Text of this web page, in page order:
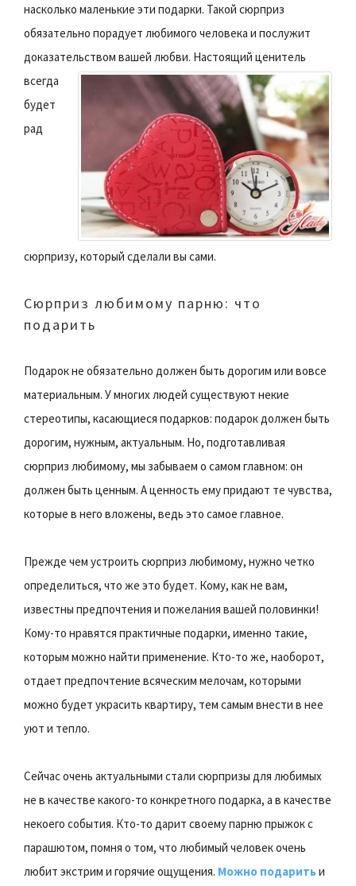
насколько маленькие эти подарки. Такой сюрприз
обязательно порадует любимого человека и послужит
доказательством вашей любви. Настоящий ценитель
всегда
будет
рад
сюрпризу, который сделали вы сами.
Сюрприз любимому парню: что
подарить
Подарок не обязательно должен быть дорогим или вовсе
материальным. У многих людей существуют некие
стереотипы, касающиеся подарков: подарок должен быть
дорогим, нужным, актуальным. Но, подготавливая
сюрприз любимому, мы забываем о самом главном: он
должен быть ценным. А ценность ему придают те чувства,
которые в него вложены, ведь это самое главное.
Прежде чем устроить сюрприз любимому, нужно четко
определиться, что же это будет. Кому, как не вам,
известны предпочтения и пожелания вашей половинки!
Кому-то нравятся практичные подарки, именно такие,
которым можно найти применение. Кто-то же, наоборот,
отдает предпочтение всяческим мелочам, которыми
можно будет украсить квартиру, тем самым внести в нее
уют и тепло.
Сейчас очень актуальными стали сюрпризы для любимых
не в качестве какого-то конкретного подарка, а в качестве
некоего события. Кто-то дарит своему парню прыжок с
парашютом, помня о том, что любимый человек очень
любит экстрим и горячие ощущения. Можно подаритьи